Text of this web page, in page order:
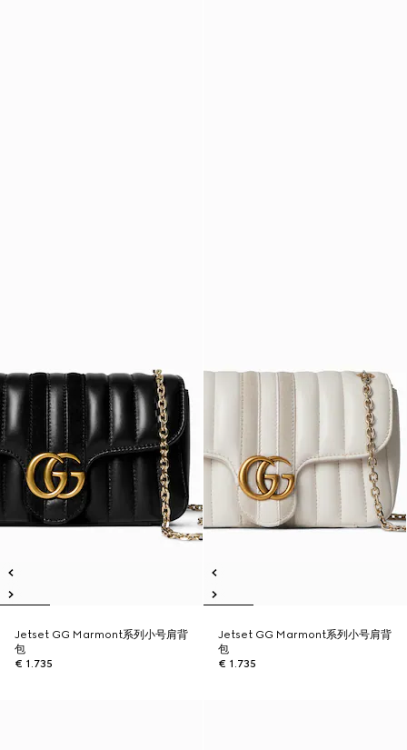
Jetset GG Marmont系列小号肩背
包
€ 1.735
Jetset GG Marmont系列小号肩背
包
€ 1.735